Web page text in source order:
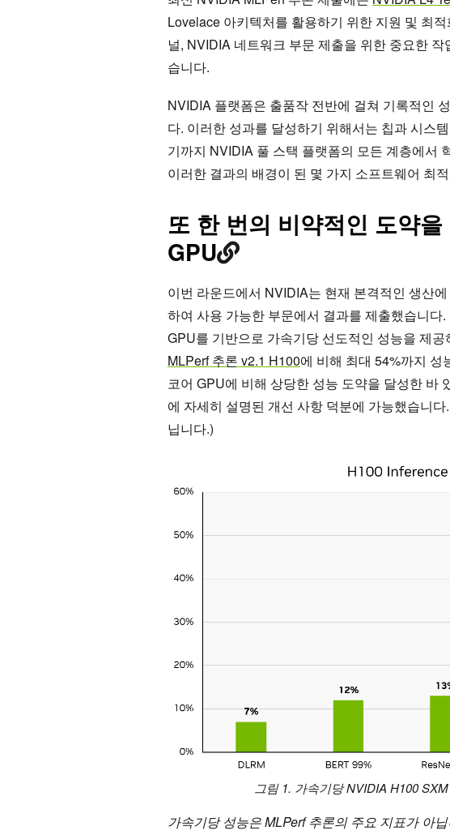
Lovelace 아키텍처를 활용하기 위한 지원 및 최
널, NVIDIA 네트워크 부문 제출을 위한 중요한
습니다.
NVIDIA 플랫폼은 출품작 전반에 걸쳐 기록적인
다. 이러한 성과를 달성하기 위해서는 칩과 시스
기까지 NVIDIA 풀 스택 플랫폼의 모든 계층에서
이러한 결과의 배경이 된 몇 가지 소프트웨어 최
또 한 번의 비약적인 도약
GPU
이번 라운드에서 NVIDIA는 현재 본격적인 생산
하여 사용 가능한 부문에서 결과를 제출했습니
GPU를 기반으로 가속기당 선도적인 성능을 제공
MLPerf 추론 v2.1 H100에 비해 최대 54%까지 성
코어 GPU에 비해 상당한 성능 도약을 달성한 바
에 자세히 설명된 개선 사항 덕분에 가능했습니
닙니다.)
그림 1. 가속기당 NVIDIA H100
가속기당 성능은 MLPerf 추론의 주요 지표가 아